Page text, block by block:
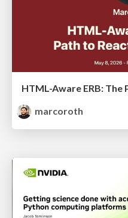
marcoroth